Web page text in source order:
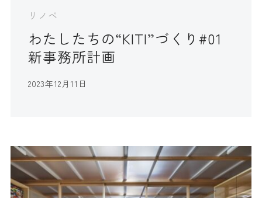
リノベ
わたしたちの“KITI”づくり#01
新事務所計画
2023年12月11日